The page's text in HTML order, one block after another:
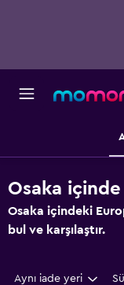
Osaka
Osaka içindeki
bul ve karşılaştır.
Aynı iade yeri